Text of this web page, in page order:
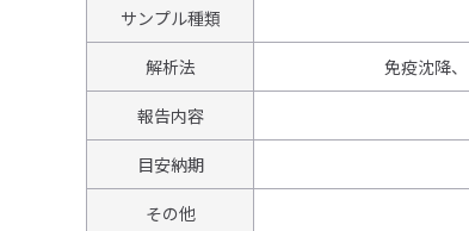
サンプル種類
解析法 免疫沈降
報告内容
目安納期
その他